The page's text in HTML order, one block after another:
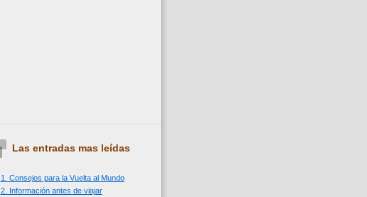
Las entradas mas leídas
1. Consejos para la Vuelta al Mundo
2. Información antes de viajar